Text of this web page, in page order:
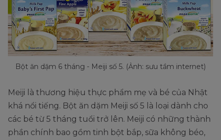
Bột ăn dặm 6 tháng - Meiji số 5. (Ảnh: sưu tầm internet)
Meiji là thương hiệu thực phẩm mẹ và bé của Nhật
khá nổi tiếng. Bột ăn dặm Meiji số 5 là loại dành cho
các bé từ 5 tháng tuổi trở lên. Meiji có những thành
phần chính bao gồm tinh bột bắp, sữa không béo,